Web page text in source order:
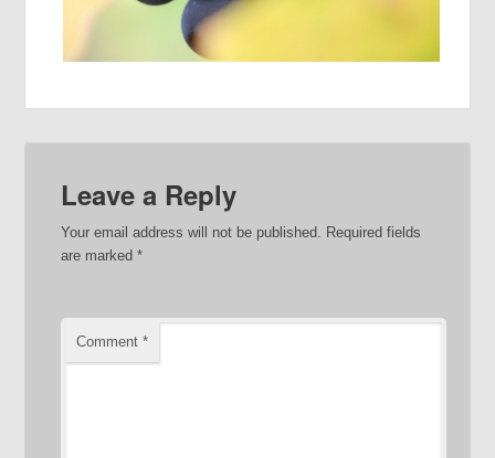
Leave a Reply
Your email address will not be published.
Required fields
are marked*
Comment*